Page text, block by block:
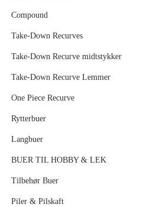
Compound
Take-Down Recurves
Take-Down Recurve midtstykker
Take-Down Recurve Lemmer
One Piece Recurve
Rytterbuer
Langbuer
BUER TIL HOBBY & LEK
Tilbehør Buer
Piler & Pilskaft